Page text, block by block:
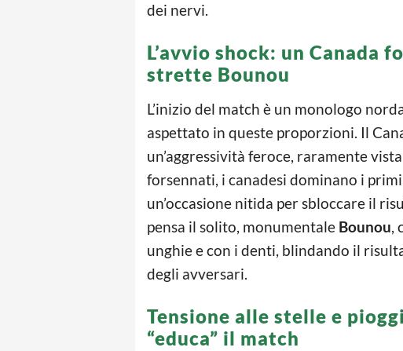
dei nervi.
L’avvio shock: un Canada
strette Bounou
L’inizio del match è un monologo
aspettato in queste proporzioni. Il
un’aggressività feroce, raramente
forsennati, i canadesi dominano i
un’occasione nitida per sbloccare il
pensa il solito, monumentale Bounou,
unghie e con i denti, blindando il
degli avversari.
Tensione alle stelle e
“educa” il match